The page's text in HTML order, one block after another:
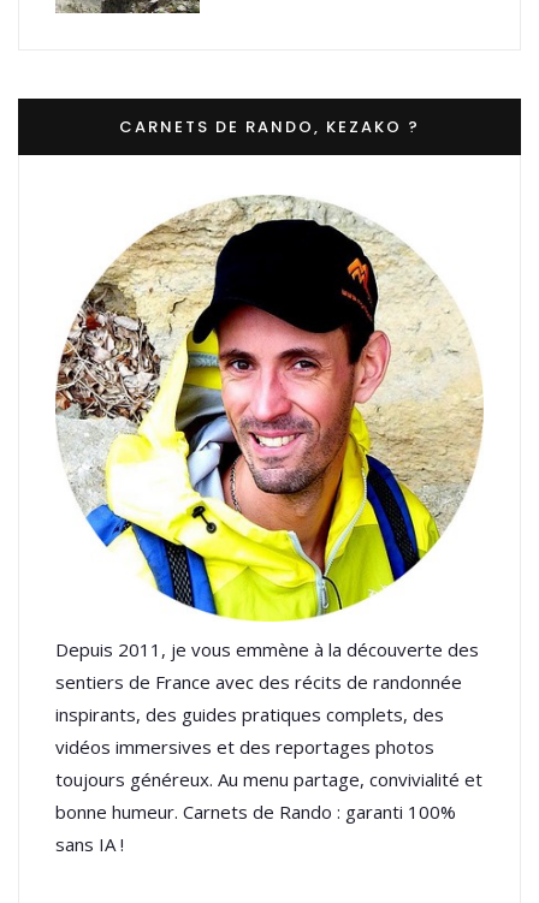
CARNETS DE RANDO, KEZAKO ?
Depuis 2011, je vous emmène à la découverte des
sentiers de France avec des récits de randonnée
inspirants, des guides pratiques complets, des
vidéos immersives et des reportages photos
toujours généreux. Au menu partage, convivialité et
bonne humeur. Carnets de Rando : garanti 100%
sans IA !